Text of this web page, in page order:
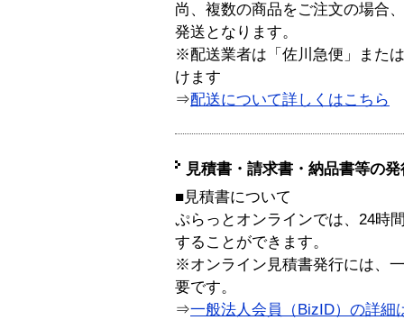
尚、複数の商品をご注文の場合
発送となります。
※配送業者は「佐川急便」また
けます
⇒配送について詳しくはこちら
見積書・請求書・納品書等の
■見積書について
ぷらっとオンラインでは、24時
することができます。
※オンライン見積書発行には、
要です。
⇒一般法人会員（BizID）の詳細